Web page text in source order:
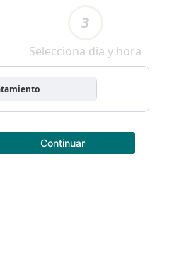
3
Selecciona dia y hora
Continuar